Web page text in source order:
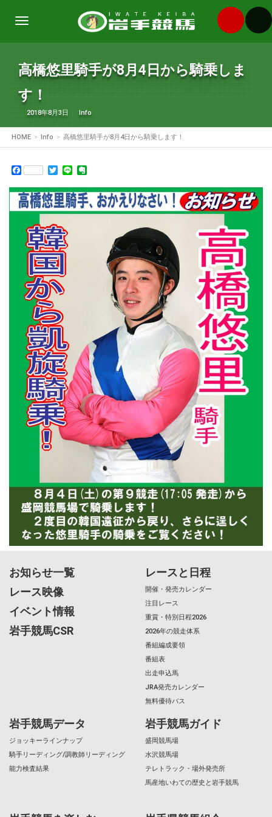
Toggle
高橋悠里騎手が8月4日から騎乗しま
す！
2018年8月3日 Info
HOME Info 高橋悠里騎手が8月4日から騎乗します！
FacebookTwitter
Line
お知らせ一覧
レース映像
イベント情報
岩手競馬CSR
レースと日程
開催・発売カレンダー
注目レース
重賞・特別日程2026
2026年の競走体系
番組編成要領
番組表
出走申込馬
JRA発売カレンダー
無料優待バス
岩手競馬データ
ジョッキーラインナップ
騎手リーディング/調教師リーディング
能力検査結果
岩手競馬ガイド
盛岡競馬場
水沢競馬場
テレトラック・場外発売所
馬産地いわての歴史と岩手競馬